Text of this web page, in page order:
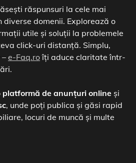
răspunsuri la cele mai
domenii. Explorează o
utile și soluții la problemele
click-uri distanță. Simplu,
e-Faq.roîți aduce claritate într-
platformă de anunțuri online și
, unde poți publica și găsi rapid
locuri de muncă și multe